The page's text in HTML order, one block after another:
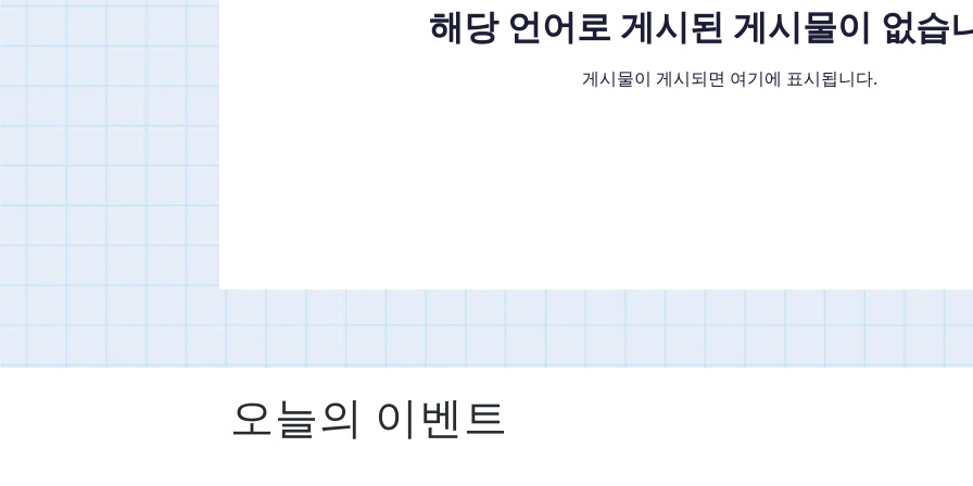
해당 언어로 게시된 게시물이 없습
게시물이 게시되면 여기에 표시됩니다.
오늘의 이벤트